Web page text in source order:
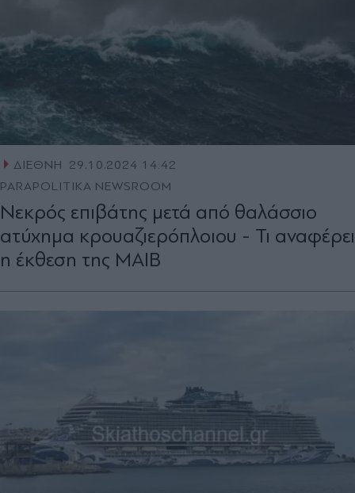
ΔΙΕΘΝΗ
29.10.2024 14:42
PARAPOLITIKA NEWSROOM
Νεκρός επιβάτης μετά από θαλάσσιο
ατύχημα κρουαζιερόπλοιου - Τι αναφέρει
η έκθεση της ΜΑΙΒ